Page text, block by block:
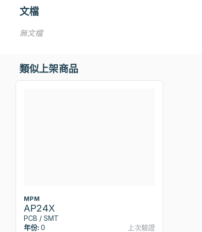
文檔
無文檔
類似上架商品
MPM
AP24X
PCB / SMT
年份: 0
上次驗證